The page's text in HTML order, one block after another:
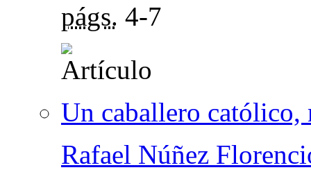
págs. 4-7
Un caballero
Rafael Núñez